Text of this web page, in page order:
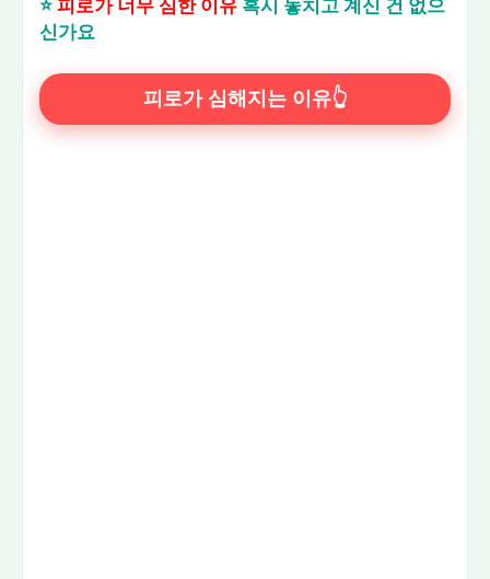
⭐ 피로가 너무 심한 이유 혹시 놓치고 계신 건 없으
신가요
피로가 심해지는 이유👆